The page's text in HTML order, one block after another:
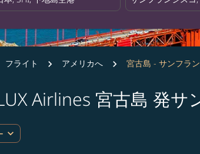
フライト アメリカへ 宮古島 - サンフラ
Airlines 宮古島 発
expand_more
地および/または目的地) を更新するか、以